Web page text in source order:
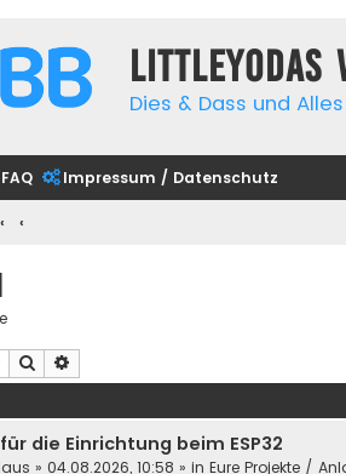
Littleyodas
Dies & Dass und
FAQ Impressum / Datenschutz
Suche
die Einrichtung beim ESP32
» 04.08.2026, 10:58 » in Eure Projekte /